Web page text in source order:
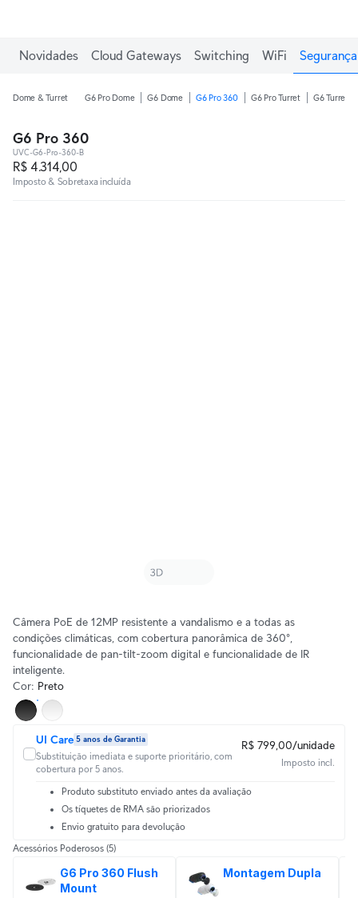
Novidades Cloud Gateways Switching WiFi
Dome & Turret G6 Pro Dome G6 Dome G6 Pro 360 G6 Pro Turret G6 Turret
G6 Pro 360
UVC-G6-Pro-360-B
R$ 4.314,00
Imposto & Sobretaxa incluída
Câmera PoE de 12MP resistente a vandalismo e a todas as
condições climáticas, com cobertura panorâmica de 360°,
funcionalidade de pan-tilt-zoom digital e funcionalidade de IR
inteligente.
Cor: Preto
UI Care 5 anos de Garantia
Substituição imediata e suporte prioritário, com
cobertura por 5 anos.
R$ 799,00/unidade
Imposto incl.
Produto substituto enviado antes da avaliação
Os tíquetes de RMA são priorizados
Envio gratuito para devolução
Acessórios Poderosos (5)
G6 Pro 360 Flush
Mount
Montagem Dupla